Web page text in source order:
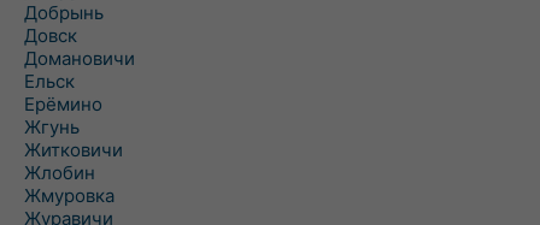
Добрынь
Довск
Домановичи
Ельск
Ерёмино
Жгунь
Житковичи
Жлобин
Жмуровка
Журавичи